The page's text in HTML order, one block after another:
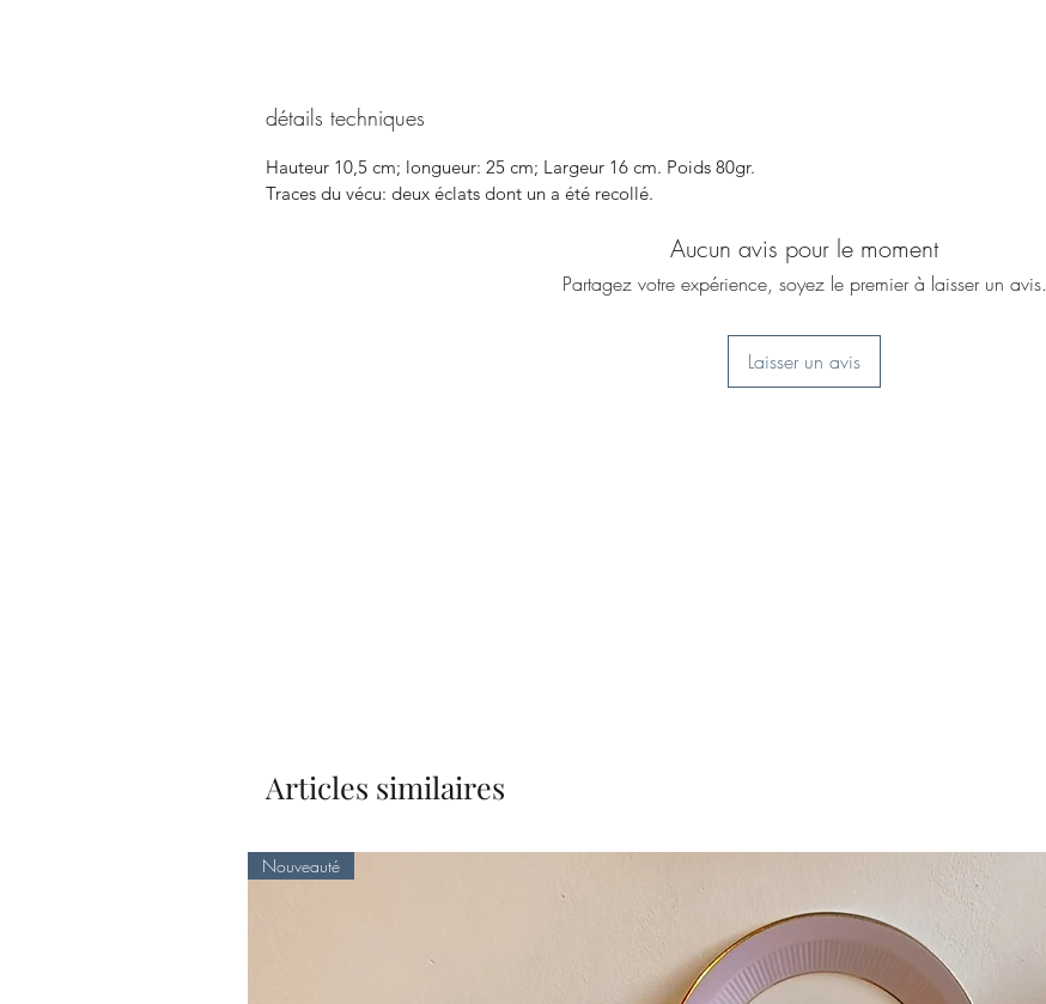
détails techniques
Hauteur 10,5 cm; longueur: 25 cm; Largeur 16 cm. Poids 80gr.
Traces du vécu: deux éclats dont un a été recollé.
Aucun avis pour le moment
Partagez votre expérience, soyez le premier à laisser un avis.
Laisser un avis
Articles similaires
Nouveauté